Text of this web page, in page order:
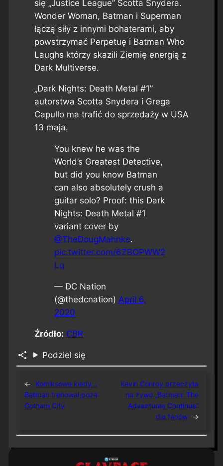
się „Justice League” Scotta Snydera.
Wonder Woman, Batman i Superman
łączą siły z innymi bohaterami, aby
powstrzymać Perpetuę i Batman Who
Laughs którzy skazili Ziemię energią z
Dark Multiverse.
„Dark Nights: Death Metal #1”
autorstwa Scotta Snydera i Grega
Capullo ma trafić do sprzedaży w USA
13 maja.
You knew he was the
World’s Greatest Detective,
but did you know Batman
can also absolutely crush a
guitar solo? Proof: this Dark
Nights: Death Metal #1
variant cover by
@TheDougMahnke.
pic.twitter.com/6ZBOPWW2
Lq
— DC Nation
(@thedcnation) April 6,
2020
Źródło: CBR
Podziel się
←
Komiksowe kiedy…
Batman trenował poza
Gotham City
Kevin Conroy przeczyta
na żywo „Batman: The
Adventures Continue”
dla fanów →